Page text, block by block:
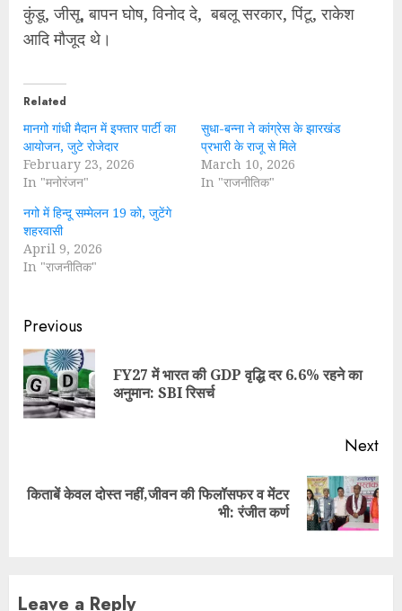
कुंडू, जीसू, बापन घोष, विनोद दे, बबलू सरकार, पिंटू, राकेश
आदि मौजूद थे।
Related
मानगो गांधी मैदान में इफ्तार पार्टी का
आयोजन, जुटे रोजेदार
February 23, 2026
In "मनोरंजन"
सुधा-बन्ना ने कांग्रेस के झारखंड
प्रभारी के राजू से मिले
March 10, 2026
In "राजनीतिक"
नगो में हिन्दू सम्मेलन 19 को, जुटेंगे
शहरवासी
April 9, 2026
In "राजनीतिक"
Continue
Reading
Previous
FY27 में भारत की GDP वृद्धि दर 6.6% रहने का
अनुमान: SBI रिसर्च
Next
Next
किताबें केवल दोस्त नहीं,जीवन की फिलॉसफर व मेंटर
भी: रंजीत कर्ण
Leave a Reply